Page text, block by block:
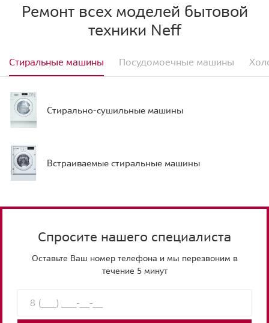
Ремонт всех моделей бытовой
техники Neff
Стиральные машины Посудомоечные машины
Стирально-сушильные машины
Встраиваемые стиральные машины
Спросите нашего специалиста
Оставьте Ваш номер телефона и мы перезвоним в
течение 5 минут